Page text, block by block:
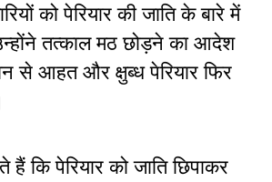
को पेरियार की जाति के बारे में
तत्काल मठ छोड़ने का आदेश
से आहत और क्षुब्ध पेरियार फिर
पेरियार को जाति छिपाकर